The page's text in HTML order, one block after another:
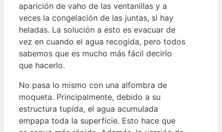
aparición de vaho de las ventanillas y a
veces la congelación de las juntas, si hay
heladas. La solución a esto es evacuar de
vez en cuando el agua recogida, pero todos
sabemos que es mucho más fácil decirlo
que hacerlo.
No pasa lo mismo con una alfombra de
moqueta. Principalmente, debido a su
estructura tupida, el agua acumulada
empapa toda la superficie. Esto hace que